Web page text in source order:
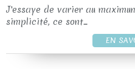
J'essaye de varier au
simplicité, ce sont...
EN